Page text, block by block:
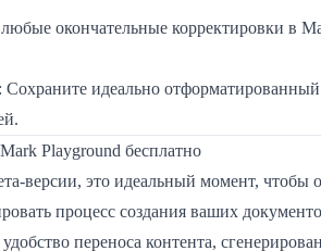
окончательные корректировки в
: Сохраните идеально
Playground бесплатно
версии, это идеальный момент, чтобы
процесс создания ваших
переноса контента,